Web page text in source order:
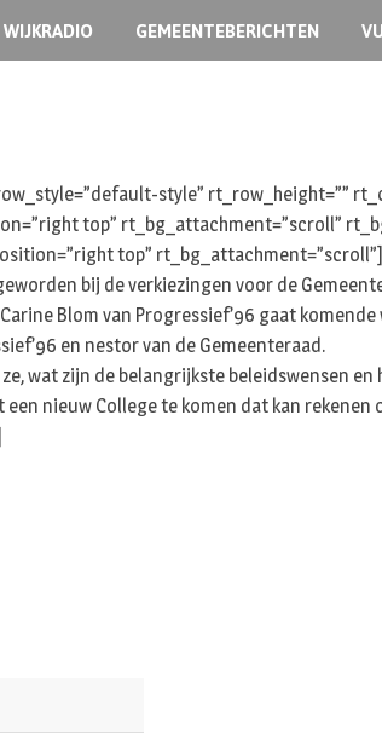
WIJKRADIO GEMEENTEBERICHTEN
style” rt_row_height=””
top” rt_bg_attachment=”scroll”
top”
bij de verkiezingen voor de
Blom van Progressief’96 gaat
en nestor van de Gemeenteraad.
wat zijn de belangrijkste beleidswensen en
nieuw College te komen dat kan